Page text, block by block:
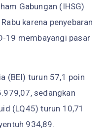
Gabungan (IHSG)
karena penyebaran
19 membayangi pasar
(BEI) turun 57,1 poin
sedangkan
(LQ45) turun 10,71
934,89.